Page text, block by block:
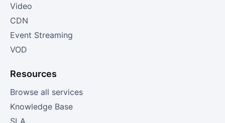
Video
CDN
Event Streaming
VOD
Resources
Browse all services
Knowledge Base
SLA